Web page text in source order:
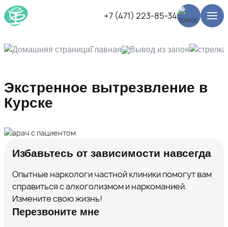
+7 (471) 223-85-34
Главная Вывод из запоя
Экстренное вытрезвление в
Курске
Избавьтесь от зависимости навсегда
Опытные наркологи частной клиники помогут вам
справиться с алкоголизмом и наркоманией.
Измените свою жизнь!
Перезвоните мне